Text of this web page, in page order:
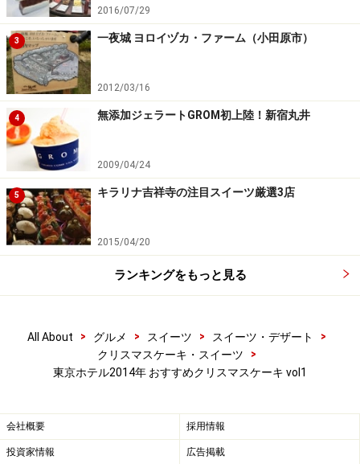
またキャラメリゼしたピスタチオ、サクサクのシュトロ
イゼルなど、食感も多様でいつまでも食べ続けたくなる
味わい。複雑な構成でありながら、それぞれの素材が繊
細な風味を織りなします。
Mon Beau Sapin＜モン・ボー・サパン＞
Mon Beau Sapin＜モン・ボー・サパン＞18cm 8,000 円（税
昨年の新作の「ホワイトクリスマス」がデザインを新た
目も美しい一品です。しっとりと焼き上げたベイクドチ
ーズケーキと口どけなめらかなマスカルポーネチーズム
2016/07/29
3 一夜城 ヨロイヅカ・ファーム（小田原市）
2012/03/16
4 無添加ジェラートGROM初上陸！新宿丸井
2009/04/24
5 キラリナ吉祥寺の注目スイーツ厳選3店
2015/04/20
ランキングをもっと見る
All About > グルメ > スイーツ > スイーツ・デザート
>
クリスマスケーキ・スイーツ
>
東京ホテル2014年 おすすめクリスマスケーキ vol1
会社概要 採用情報
投資家情報 広告掲載